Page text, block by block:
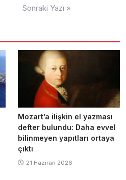
Sonraki Yazı »
Mozart’a ilişkin el yazması
defter bulundu: Daha evvel
bilinmeyen yapıtları ortaya
çıktı
21 Haziran 2026